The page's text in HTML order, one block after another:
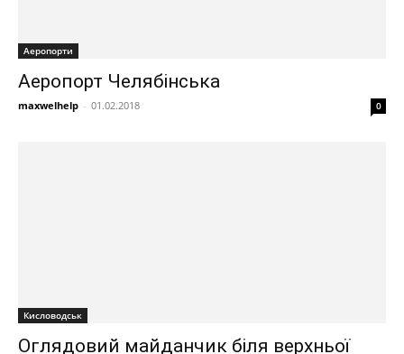
Аеропорти
Аеропорт Челябінська
maxwelhelp - 01.02.2018 0
Кисловодськ
Оглядовий майданчик біля верхньої